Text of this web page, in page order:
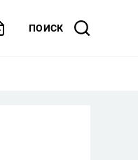
ПОИСК